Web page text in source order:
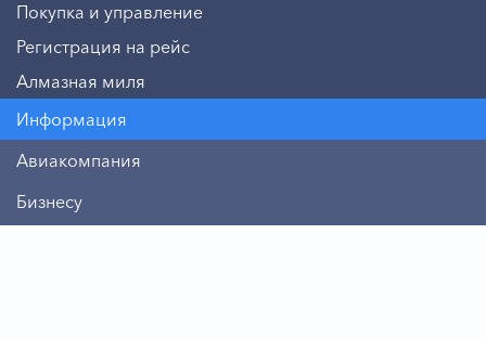
Покупка и управление
Регистрация на рейс
Алмазная миля
Информация
Авиакомпания
Бизнесу